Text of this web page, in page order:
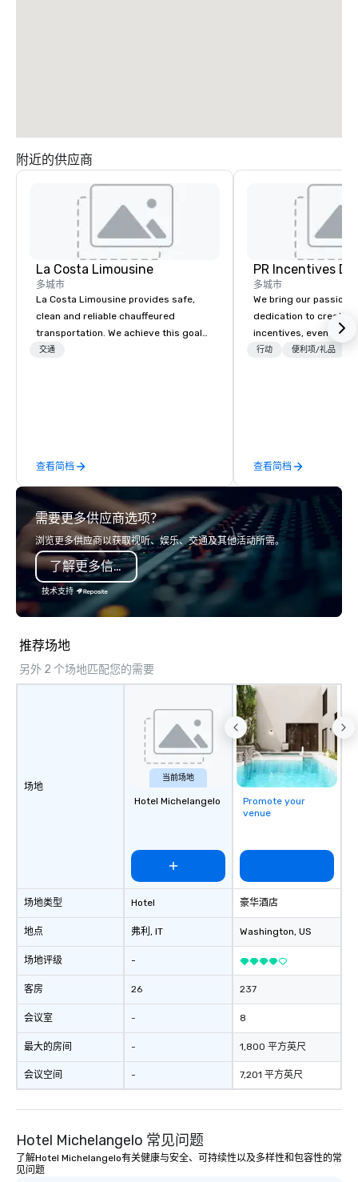
附近的供应商
La Costa Limousine
多城市
La Costa Limousine provides safe,
clean and reliable chauffeured
transportation. We achieve this goal
with highly trained chauffeurs, the
late model luxury vehicles to the
highly experienced and professional
team of chauffeurs and support staff;
you will know quality when you travel
with La Costa Limousine.
交通
查看简档
PR Incentives
多城市
We bring our passion,
dedication to create
incentives, events,
meetings, product
行动 便利项/礼品
查看简档
需要更多供应商选项？
浏览更多供应商以获取视听、娱乐、交通及其他活动所需。
了解更多信息
技术支持
推荐场地
另外 2 个场地匹配您的需要
场地
场地类型
地点
场地评级
客房
会议室
最大的房间
会议空间
当前场地
Hotel Michelangelo
Hotel
弗利 , IT
-
26
-
-
-
Promote your
venue
豪华酒店
Washington, US
237
8
1,800 平方英尺
7,201 平方英尺
Hotel Michelangelo 常见问题
了解Hotel Michelangelo有关健康与安全、可持续性以及多样性和包容性的常
见问题